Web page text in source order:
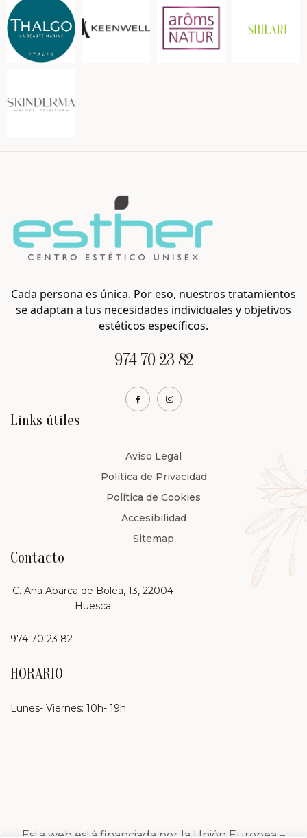
Links útiles
Aviso Legal
Política de Privacidad
Política de Cookies
Accesibilidad
Sitemap
Cada persona es única. Por eso, nuestros tratamientos
se adaptan a tus necesidades individuales y objetivos
estéticos específicos.
974 70 23 82
Contacto
C. Ana Abarca de Bolea, 13, 22004
Huesca
974 70 23 82
HORARIO
Lunes- Viernes: 10h- 19h
Esta web está financiada por la Unión Europea –